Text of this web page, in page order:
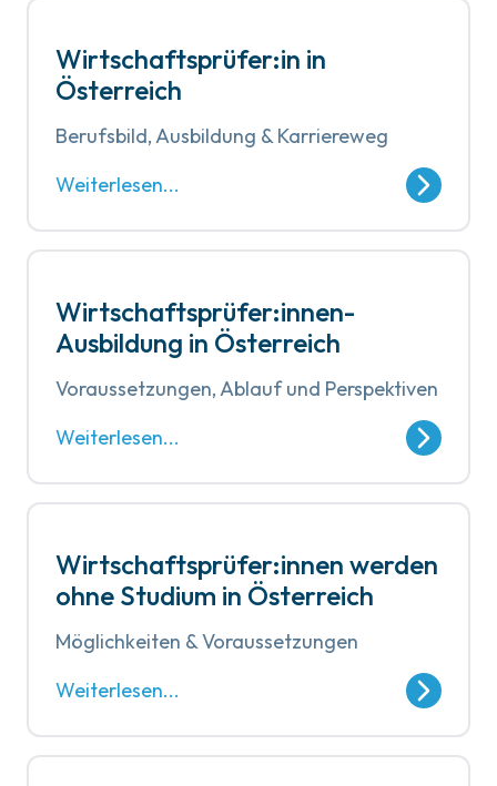
Wirtschaftsprüfer:in in
Österreich
Berufsbild, Ausbildung & Karriereweg
Weiterlesen...
Wirtschaftsprüfer:innen-
Ausbildung in Österreich
Voraussetzungen, Ablauf und Perspektiven
Weiterlesen...
Wirtschaftsprüfer:innen werden
ohne Studium in Österreich
Möglichkeiten & Voraussetzungen
Weiterlesen...